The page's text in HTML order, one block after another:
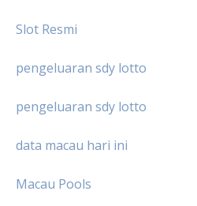
Slot Resmi
pengeluaran sdy lotto
pengeluaran sdy lotto
data macau hari ini
Macau Pools